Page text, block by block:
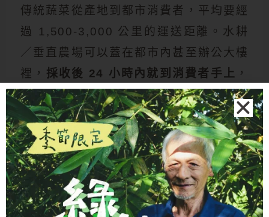
傳統蔬菜從產地到都市消費者，平均要經
過 1,500-3,000 公里的運送距離。水耕
／垂直農場可以蓋在都市內甚至辦公大樓
裡， 採收後 24 小時內就到消費者手上 ，
運輸碳排大幅降低。歐洲的瑞典、英國、
荷蘭都有都市內垂直農場進駐超市旁邊的
成功案例。
為什麼「農藥殘留率 30% vs